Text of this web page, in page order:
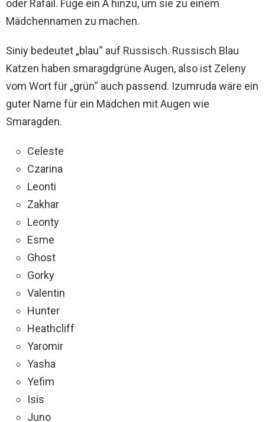
oder Rafail. Füge ein A hinzu, um sie zu einem
Mädchennamen zu machen.
Siniy bedeutet „blau“ auf Russisch. Russisch Blau
Katzen haben smaragdgrüne Augen, also ist Zeleny
vom Wort für „grün“ auch passend. Izumruda wäre ein
guter Name für ein Mädchen mit Augen wie
Smaragden.
Celeste
Czarina
Leonti
Zakhar
Leonty
Esme
Ghost
Gorky
Valentin
Hunter
Heathcliff
Yaromir
Yasha
Yefim
Isis
Juno